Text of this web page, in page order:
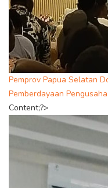
Pemprov Papua Selatan
Pemberdayaan
Content;?>